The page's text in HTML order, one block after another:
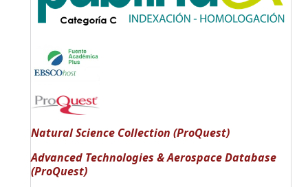
Natural Science Collection (ProQuest)
Advanced Technologies & Aerospace Database
(ProQuest)